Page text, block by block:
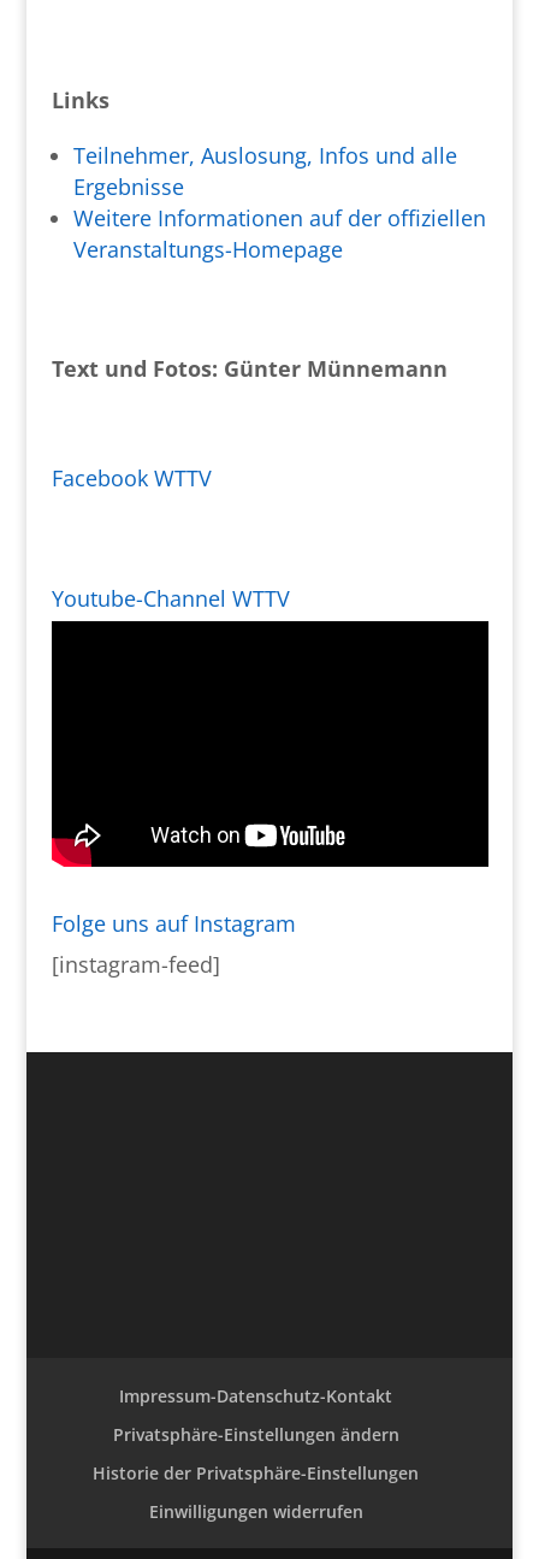
Links
Teilnehmer, Auslosung, Infos und alle
Ergebnisse
Weitere Informationen auf der offiziellen
Veranstaltungs-Homepage
Text und Fotos: Günter Münnemann
Facebook WTTV
Youtube-Channel WTTV
Folge uns auf Instagram
[instagram-feed]
Impressum-Datenschutz-Kontakt
Privatsphäre-Einstellungen ändern
Historie der Privatsphäre-Einstellungen
Einwilligungen widerrufen